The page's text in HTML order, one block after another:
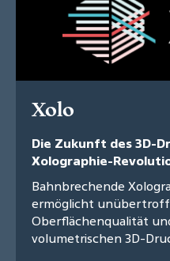
Xolo
Die Zukunft des 3D-
Xolographie-
Bahnbrechende
ermöglicht
Oberflächenqualität
volumetrischen 3D-